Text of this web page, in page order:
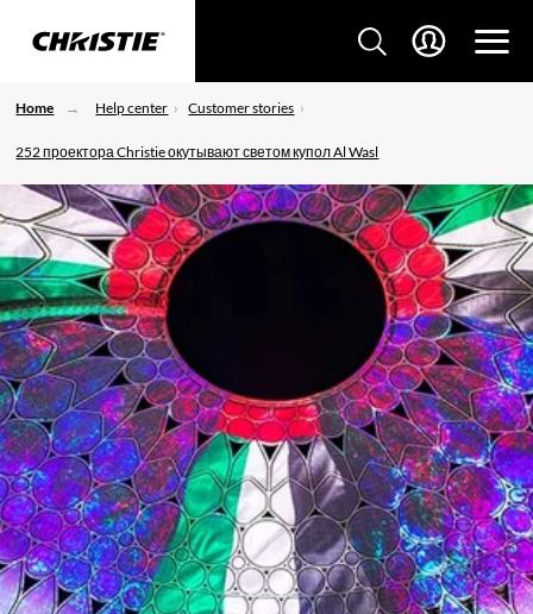
Home Help center Customer stories
252 проектора Christie окутывают светом купол Al Wasl